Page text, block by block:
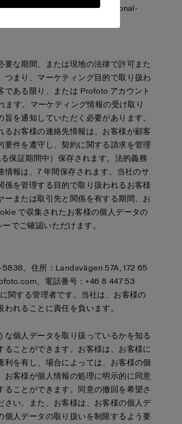
data-protection/international-
clauses-scc_en
な期間、または現地の法律で許可また
まり、マーケティング目的で取り扱わ
ある限り、または Profoto アカウント
ます。マーケティング情報の受け取り
を通知していただく必要があります。
お客様の連絡先情報は、お客様が顧客
件を遵守し、契約に関する請求を管理
保証期間中）保存されます。法的義務
報は、7 年間保存されます。当社のサ
を管理する目的で取り扱われるお客様
または取引先と関係を有する期間、お
で収集されたお客様の個人データの
ーでご確認いただけます。
、住所：Landsvägen 57A, 172 65
、電話番号：+46 8 447 53
関する管理者です。当社は、お客様の
れることに責任を負います。
個人データを取り扱っているかを知る
ことができます。お客様は、お客様に
を有し、場合によっては、お客様の個
お客様が個人情報の処理に明示的に同意
ことができます。同意の撤回を希望さ
い。また、お客様は、お客様の個人デ
人データの取り扱いを制限するよう要